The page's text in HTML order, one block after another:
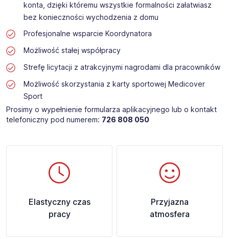
konta, dzięki któremu wszystkie formalności załatwiasz
bez konieczności wychodzenia z domu
Profesjonalne wsparcie Koordynatora
Możliwość stałej współpracy
Strefę licytacji z atrakcyjnymi nagrodami dla pracowników
Możliwość skorzystania z karty sportowej Medicover
Sport
Prosimy o wypełnienie formularza aplikacyjnego lub o kontakt
telefoniczny pod numerem: 726 808 050
Elastyczny czas
pracy
Przyjazna
atmosfera